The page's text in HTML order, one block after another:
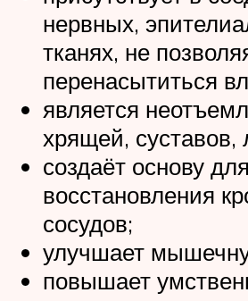
нервных,
тканях, не
перенасытиться
является
хрящей,
создаёт основу для
восстановления
сосудов;
улучшает
повышает